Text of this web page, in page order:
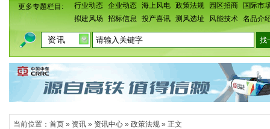
更多专题栏目: 行业动态 企业动态 海上风电 政策法规 园区招商
国际市
拟建风场
招标信息 投产喜讯 测风选址 风能技术 名品介
当前位置： 首页 » 资讯 » 资讯中心 » 政策法规 » 正文